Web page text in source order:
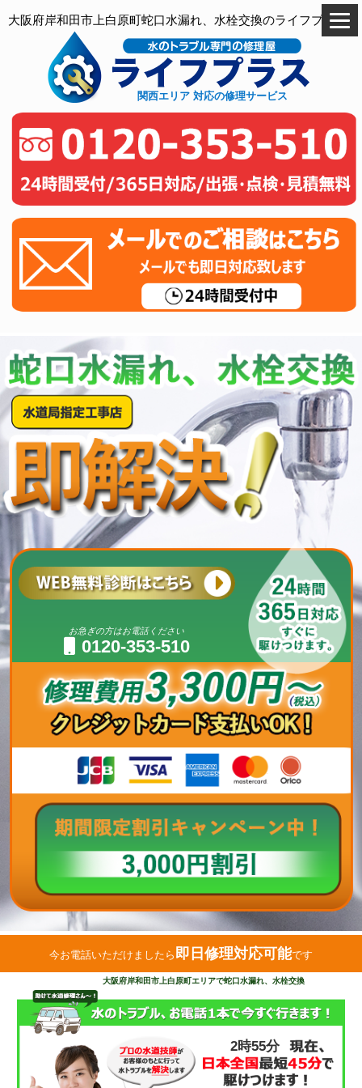
大阪府岸和田市上白原町蛇口水漏れ、水栓交換のライフプラス
関西エリア 対応の修理サービス
お急ぎの方はお電話ください
0120-353-510
今お電話いただけましたら 即日修理対応可能です
大阪府岸和田市上白原町エリアで蛇口水漏れ、水栓交換
2時55分